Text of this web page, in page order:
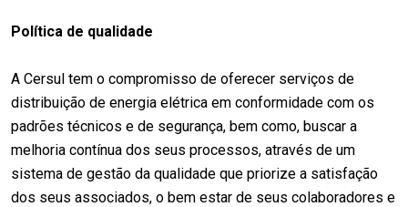
Política de qualidade
A Cersul tem o compromisso de oferecer serviços de
distribuição de energia elétrica em conformidade com os
padrões técnicos e de segurança, bem como, buscar a
melhoria contínua dos seus processos, através de um
sistema de gestão da qualidade que priorize a satisfação
dos seus associados, o bem estar de seus colaboradores e